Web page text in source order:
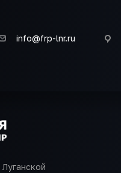
info@frp-lnr.ru